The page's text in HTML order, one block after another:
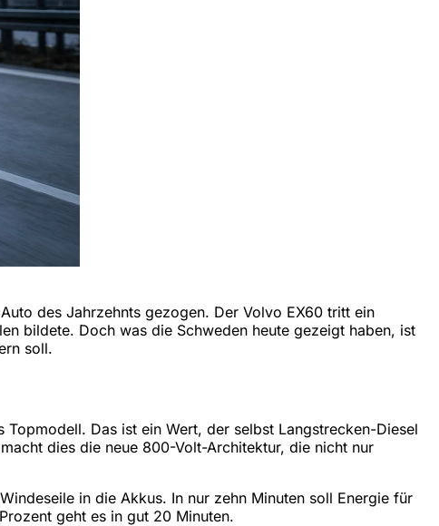
des Jahrzehnts gezogen. Der Volvo EX60 tritt ein
bildete. Doch was die Schweden heute gezeigt haben, ist
soll.
Das ist ein Wert, der selbst Langstrecken-Diesel
dies die neue 800-Volt-Architektur, die nicht nur
in die Akkus. In nur zehn Minuten soll Energie für
geht es in gut 20 Minuten.